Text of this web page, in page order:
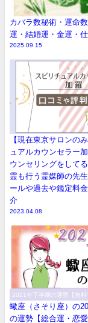
カバラ数秘術・運命
運・結婚運・金運・仕
2025.09.15
【現在東京サロンの
ュアルカウンセラー
ウンセリングをして
霊も行う霊媒師の先
ールや過去や鑑定料
介
2023.04.08
2021年下半期の運勢【無料
当たる！】
蠍座（さそり座）の
の運勢【総合運・恋